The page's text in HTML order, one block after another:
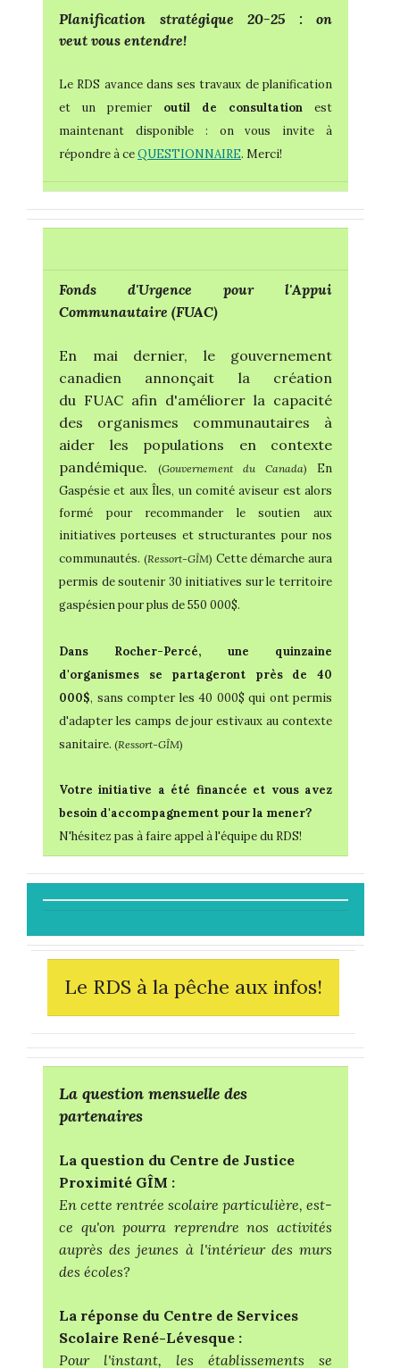
Planification stratégique 20-25 : on
veut vous entendre!
Le RDS avance dans ses travaux de planification
et un premier outil de consultation est
maintenant disponible : on vous invite à
répondre à ceQUESTIONNAIRE. Merci!
Fonds d'Urgence pour l'Appui
Communautaire (FUAC)
En mai dernier, le gouvernement
canadien annonçait la création
du FUAC afin d'améliorer la capacité
des organismes communautaires à
aider les populations en contexte
pandémique.
(Gouvernement du Canada) En
Gaspésie et aux Îles, un comité aviseur est alors
formé pour recommander le soutien aux
initiatives porteuses et structurantes pour nos
communautés. (Ressort-GÎM) Cette démarche aura
permis de soutenir 30 initiatives sur le territoire
gaspésien pour plus de 550 000$.
Dans Rocher-Percé, une quinzaine
d'organismes se partageront près de 40
000$, sans compter les 40 000$ qui ont permis
d'adapter les camps de jour estivaux au contexte
sanitaire. (Ressort-GÎM)
Votre initiative a été financée et vous avez
besoin d'accompagnement pour la mener?
N'hésitez pas à faire appel à l'équipe du RDS!
Le RDS à la pêche aux infos!
La question mensuelle des
partenaires
La question du Centre de Justice
Proximité GÎM :
En cette rentrée scolaire particulière, est-
ce qu'on pourra reprendre nos activités
auprès des jeunes à l'intérieur des murs
des écoles?
La réponse du Centre de Services
Scolaire René-Lévesque :
Pour l'instant, les établissements se